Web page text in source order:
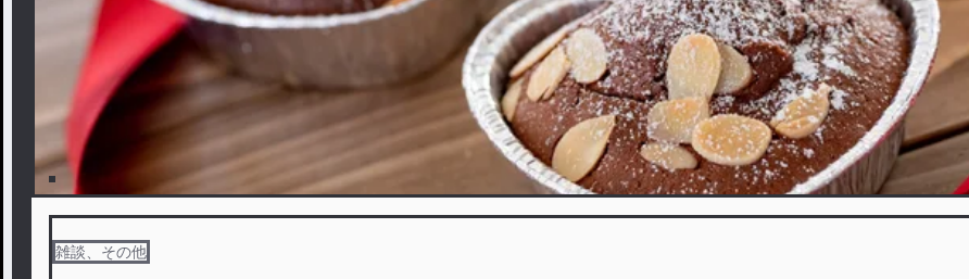
雑談、その他